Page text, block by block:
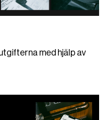
med hjälp av